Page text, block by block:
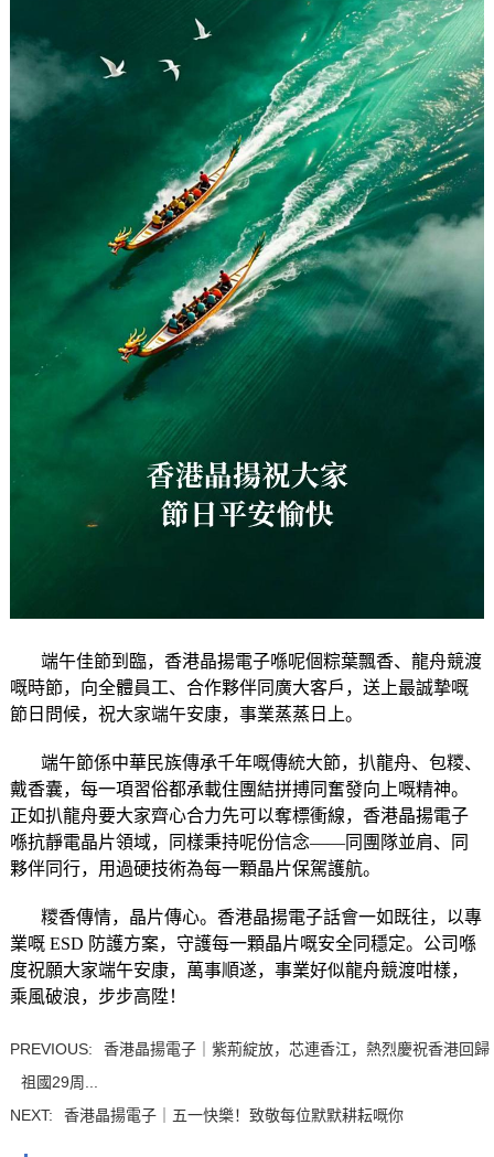
端午佳節到臨，香港晶揚電子喺呢個粽葉飄香、龍舟競渡
嘅時節，向全體員工、合作夥伴同廣大客戶，送上最誠摯嘅
節日問候，祝大家端午安康，事業蒸蒸日上。
端午節係中華民族傳承千年嘅傳統大節，扒龍舟、包糭、
戴香囊，每一項習俗都承載住團結拼搏同奮發向上嘅精神。
正如扒龍舟要大家齊心合力先可以奪標衝線，香港晶揚電子
喺抗靜電晶片領域，同樣秉持呢份信念——同團隊並肩、同
夥伴同行，用過硬技術為每一顆晶片保駕護航。
糭香傳情，晶片傳心。香港晶揚電子話會一如既往，以專
業嘅 ESD 防護方案，守護每一顆晶片嘅安全同穩定。公司喺
度祝願大家端午安康，萬事順遂，事業好似龍舟競渡咁樣，
乘風破浪，步步高陞！
PREVIOUS:
香港晶揚電子｜紫荊綻放，芯連香江，熱烈慶祝香港回歸
祖國29周...
NEXT:
香港晶揚電子｜五一快樂！致敬每位默默耕耘嘅你